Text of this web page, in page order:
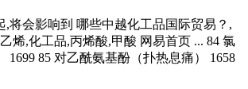
,将会影响到 哪些中越化工品国际贸易？,
烯,化工品,丙烯酸,甲酸 网易首页 ... 84 氯
1699 85 对乙酰氨基酚（扑热息痛） 1658